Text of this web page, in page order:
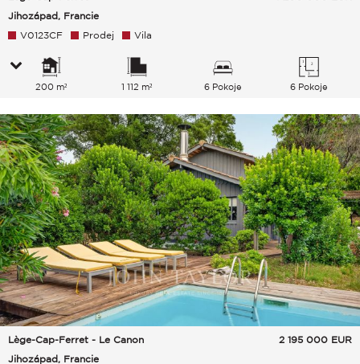
Jihozápad, Francie
V0123CF Prodej Vila
200 m² 1 112 m² 6 Pokoje 6 Pokoje
Lège-Cap-Ferret - Le Canon
Jihozápad, Francie
2 195 000 EUR